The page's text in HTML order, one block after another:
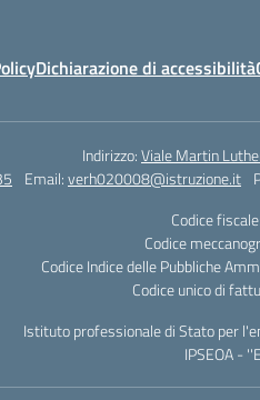
Dichiarazione di accessibilità
Indirizzo:Viale Martin
Email:verh020008@istruzione.it
Codice
Codice
Codice Indice delle Pubbliche
Codice unico di
Istituto professionale di Stato per
IPSEOA -